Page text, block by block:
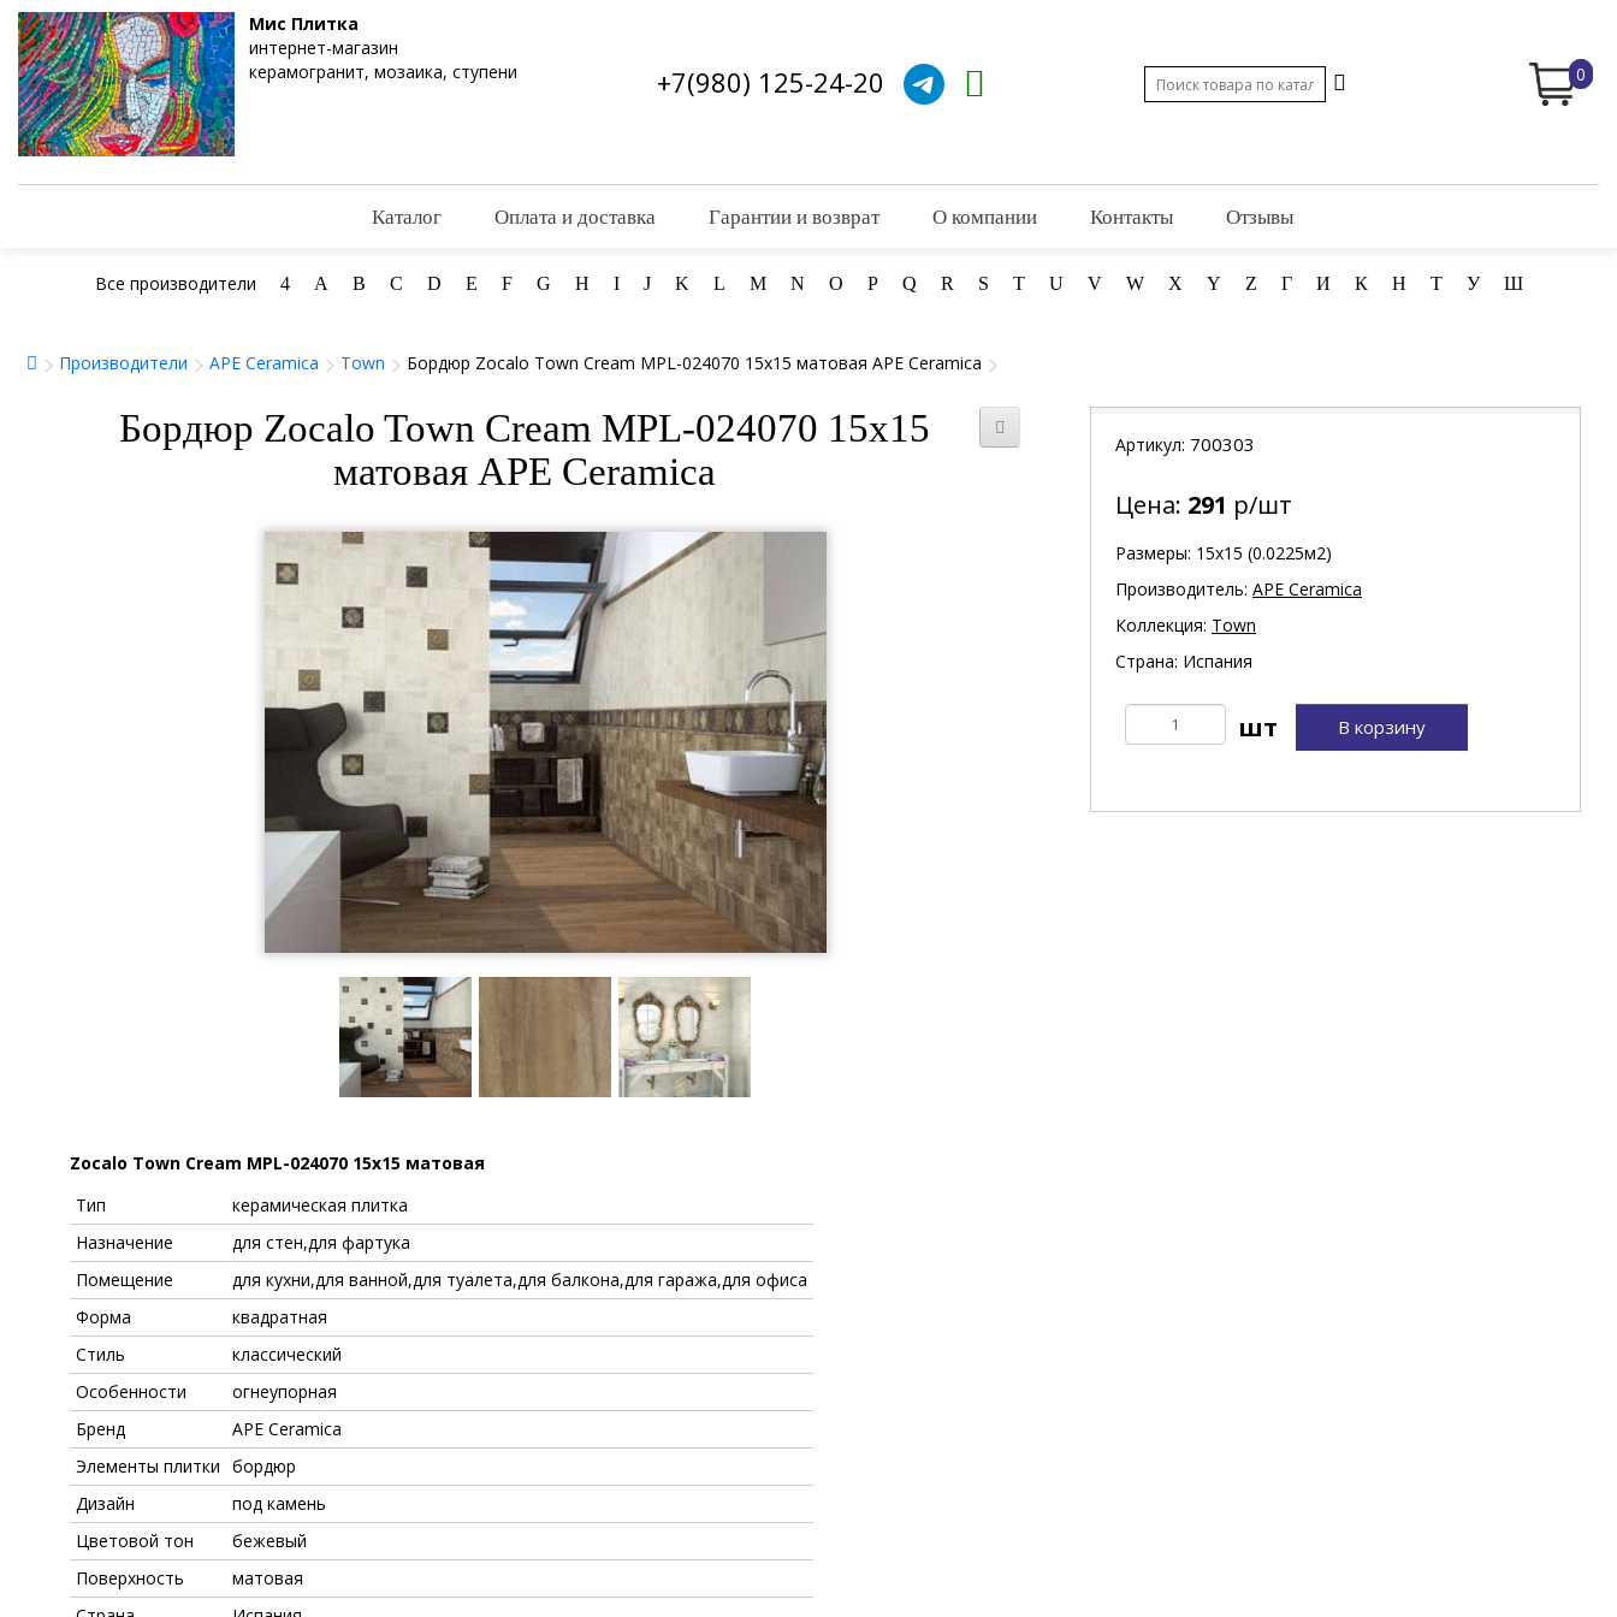
Мис Плитка
интернет-магазин
керамогранит, мозаика, ступени
+7(980) 125-24-20 0
Каталог Оплата и доставка Гарантии и возврат О компании Контакты Отзывы
Все производители 4 A B C D E F G H I J K L M N O P Q R S T U V W X Y Z Г И К Н Т У Ш
Производители APE Ceramica Town Бордюр Zocalo Town Cream MPL-024070 15x15 матовая APE Ceramica
Бордюр Zocalo Town Cream MPL-024070 15x15
матовая APE Ceramica
Zocalo Town Cream MPL-024070 15x15 матовая
Тип
керамическая плитка
Назначение
для стен,для фартука
Помещение
для кухни,для ванной,для туалета,для балкона,для гаража,для офиса
Форма
квадратная
Стиль
классический
Особенности
огнеупорная
Бренд
APE Ceramica
Элементы плитки бордюр
Дизайн
под камень
Цветовой тон
бежевый
Поверхность
матовая
Артикул: 700303
Цена: 291 р/шт
Размеры: 15х15 (0.0225м2)
Производитель: APE Ceramica
Коллекция: Town
Страна: Испания
В корзину